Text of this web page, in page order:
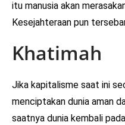
itu manusia akan
Kesejahteraan pun
Khatimah
Jika kapitalisme saat ini
menciptakan dunia aman
saatnya dunia kembali